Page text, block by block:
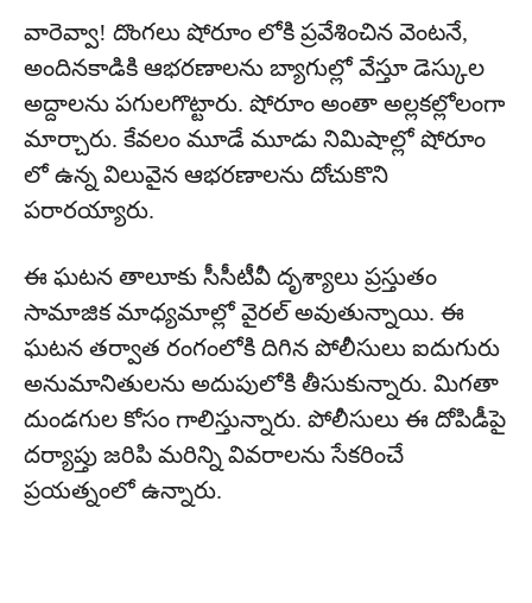
వారెవ్వా! దొంగలు షోరూం లోకి ప్రవేశించిన వెంటనే,
అందినకాడికి ఆభ‌ర‌ణాల‌ను బ్యాగుల్లో వేస్తూ డెస్కుల
అద్దాలను పగులగొట్టారు. షోరూం అంతా అల్లకల్లోలంగా
మార్చారు. కేవలం మూడే మూడు నిమిషాల్లో షోరూం
లో ఉన్న విలువైన ఆభరణాలను దోచుకొని
పరారయ్యారు.
ఈ ఘ‌ట‌న తాలూకు సీసీటీవీ దృశ్యాలు ప్ర‌స్తుతం
సామాజిక మాధ్య‌మాల్లో వైర‌ల్ అవుతున్నాయి. ఈ
ఘటన తర్వాత రంగంలోకి దిగిన పోలీసులు ఐదుగురు
అనుమానితులను అదుపులోకి తీసుకున్నారు. మిగ‌తా
దుండగుల కోసం గాలిస్తున్నారు. పోలీసులు ఈ దోపిడీపై
దర్యాప్తు జరిపి మరిన్ని వివరాలను సేకరించే
ప్రయత్నంలో ఉన్నారు.